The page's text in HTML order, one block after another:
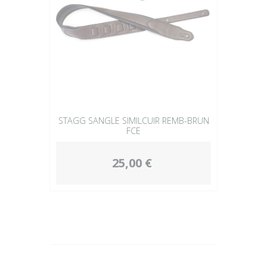
STAGG SANGLE SIMILCUIR REMB-BRUN
FCE
25,00 €